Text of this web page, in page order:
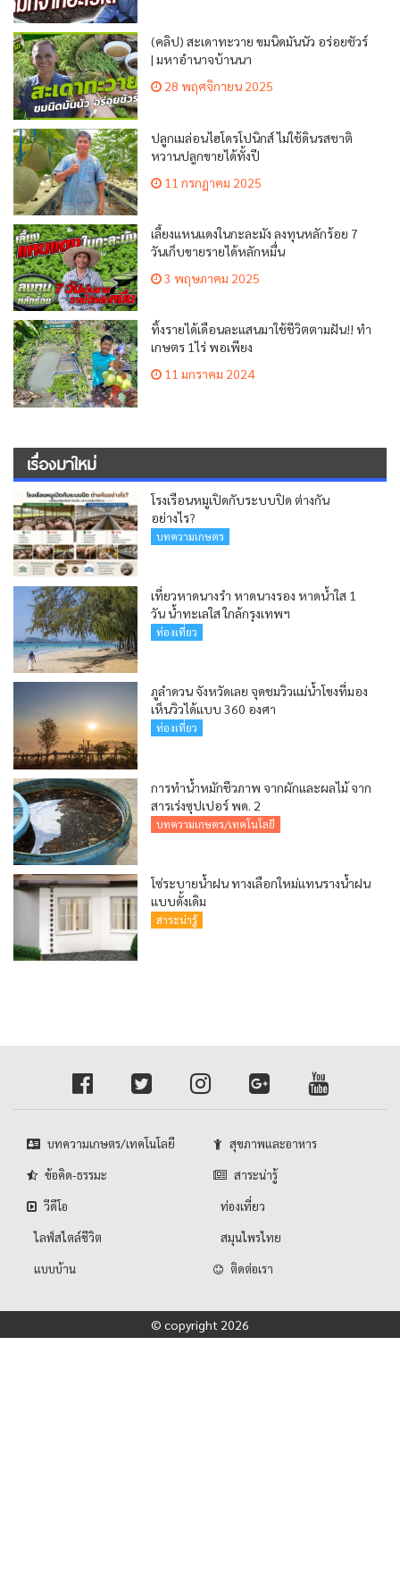
(คลิป) สะเดาทะวาย ขมนิดมันนัว อร่อยชัวร์
| มหาอำนาจบ้านนา
28 พฤศจิกายน 2025
ปลูกเมล่อนไฮโดรโปนิกส์ ไม่ใช้ดินรสชาติ
หวานปลูกขายได้ทั้งปี
11 กรกฎาคม 2025
เลี้ยงแหนแดงในกะละมัง ลงทุนหลักร้อย 7
วันเก็บขายรายได้หลักหมื่น
3 พฤษภาคม 2025
ทิ้งรายได้เดือนละแสนมาใช้ชีวิตตามฝัน!! ทำ
เกษตร 1ไร่ พอเพียง
11 มกราคม 2024
เรื่องมาใหม่
โรงเรือนหมูเปิดกับระบบปิด ต่างกัน
อย่างไร?
บทความเกษตร
เที่ยวหาดนางรำ หาดนางรอง หาดน้ำใส 1
วัน น้ำทะเลใส ใกล้กรุงเทพฯ
ท่องเที่ยว
ภูลำดวน จังหวัดเลย จุดชมวิวแม่น้ำโขงที่มอง
เห็นวิวได้แบบ 360 องศา
ท่องเที่ยว
การทำน้ำหมักชีวภาพ จากผักและผลไม้ จาก
สารเร่งซุปเปอร์ พด. 2
บทความเกษตร/เทคโนโลยี
โซ่ระบายน้ำฝน ทางเลือกใหม่แทนรางน้ำฝน
แบบดั้งเดิม
สาระน่ารู้
บทความเกษตร/เทคโนโลยี สุขภาพและอาหาร
ข้อคิด-ธรรมะ สาระน่ารู้
วีดีโอ ท่องเที่ยว
ไลฟ์สไตล์ชีวิต สมุนไพรไทย
แบบบ้าน ติดต่อเรา
© copyright 2026